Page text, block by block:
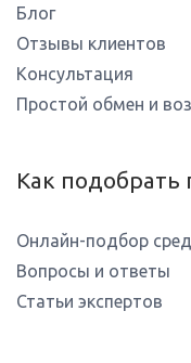
Блог
Отзывы клиентов
Консультация
Простой обмен и
Как подобрать
Онлайн-подбор
Вопросы и ответы
Статьи экспертов